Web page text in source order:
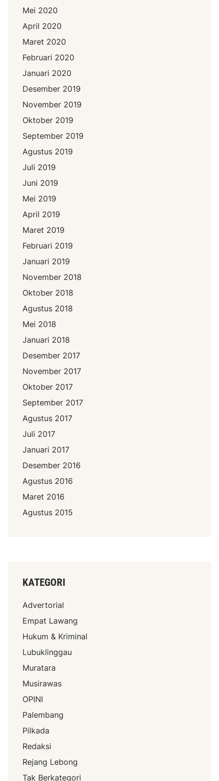
Mei 2020
April 2020
Maret 2020
Februari 2020
Januari 2020
Desember 2019
November 2019
Oktober 2019
September 2019
Agustus 2019
Juli 2019
Juni 2019
Mei 2019
April 2019
Maret 2019
Februari 2019
Januari 2019
November 2018
Oktober 2018
Agustus 2018
Mei 2018
Januari 2018
Desember 2017
November 2017
Oktober 2017
September 2017
Agustus 2017
Juli 2017
Januari 2017
Desember 2016
Agustus 2016
Maret 2016
Agustus 2015
KATEGORI
Advertorial
Empat Lawang
Hukum & Kriminal
Lubuklinggau
Muratara
Musirawas
OPINI
Palembang
Pilkada
Redaksi
Rejang Lebong
Tak Berkategori